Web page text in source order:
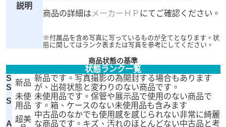
説明
商品の詳細は メーカーＨＰ にてご確認ください。
※付属品を含め写真に写っているものが全てとなります。状
態に関してはランク表または写真を参考にしてください。
商品状態の基準
状態ランク一覧
S
S
新品
新品です。写真撮影の為開封する場合もあります
が、出荷状態と変わりのない商品です。
S
未使
用品
未使用品です。保管や展示品で使用のない商品で
す。箱、ケースのない未使用品も含みます
A
超美
中古品のなかでも使用感を感じられない非常に綺麗
な商品です。キズ、汚れのほとんどない中古品と考